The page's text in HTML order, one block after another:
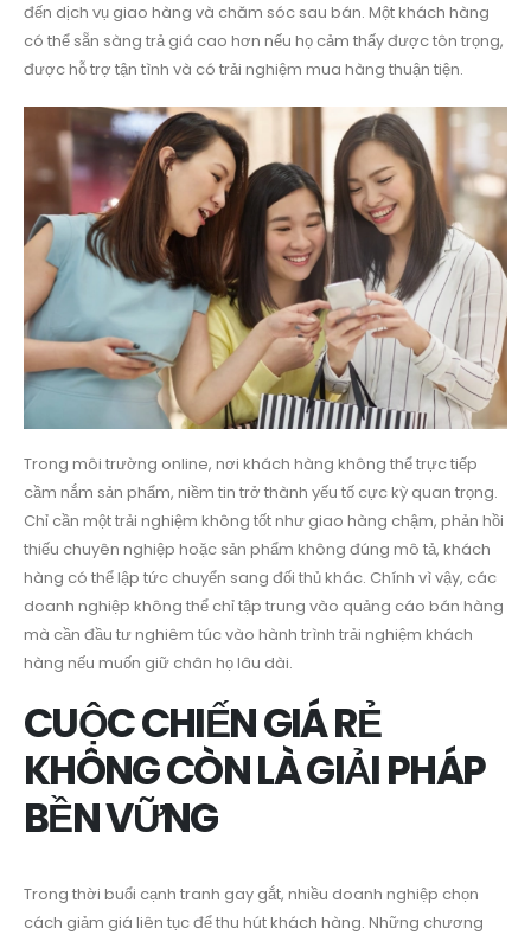
đến dịch vụ giao hàng và chăm sóc sau bán. Một khách hàng
có thể sẵn sàng trả giá cao hơn nếu họ cảm thấy được tôn trọng,
được hỗ trợ tận tình và có trải nghiệm mua hàng thuận tiện.
Trong môi trường online, nơi khách hàng không thể trực tiếp
cầm nắm sản phẩm, niềm tin trở thành yếu tố cực kỳ quan trọng.
Chỉ cần một trải nghiệm không tốt như giao hàng chậm, phản hồi
thiếu chuyên nghiệp hoặc sản phẩm không đúng mô tả, khách
hàng có thể lập tức chuyển sang đối thủ khác. Chính vì vậy, các
doanh nghiệp không thể chỉ tập trung vào quảng cáo bán hàng
mà cần đầu tư nghiêm túc vào hành trình trải nghiệm khách
hàng nếu muốn giữ chân họ lâu dài.
CUỘC CHIẾN GIÁ RẺ
KHÔNG CÒN LÀ GIẢI PHÁP
BỀN VỮNG
Trong thời buổi cạnh tranh gay gắt, nhiều doanh nghiệp chọn
cách giảm giá liên tục để thu hút khách hàng. Những chương